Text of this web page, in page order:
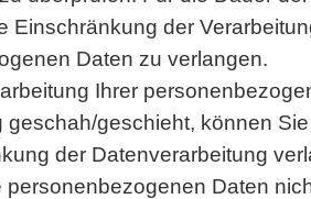
Einschränkung der
Daten zu verlangen.
Ihrer
geschah/geschieht, können
der Datenverarbeitung
personenbezogenen Daten